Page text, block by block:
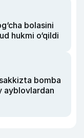
bolasini
hukmi o‘qildi
bomba
ayblovlardan